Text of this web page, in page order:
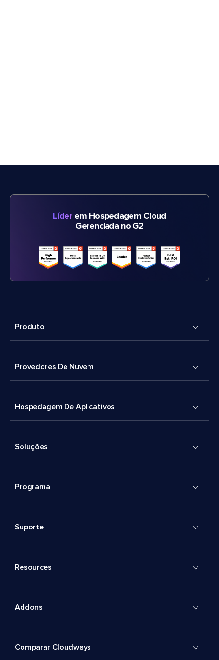
Líderem Hospedagem Cloud
Gerenciada no G2
Produto
Provedores De Nuvem
Hospedagem De Aplicativos
Soluções
Programa
Suporte
Resources
Addons
Comparar Cloudways